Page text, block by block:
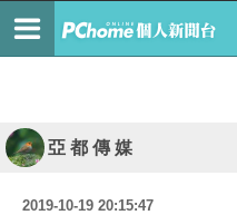
亞 都 傳 媒
2019-10-19 20:15:47